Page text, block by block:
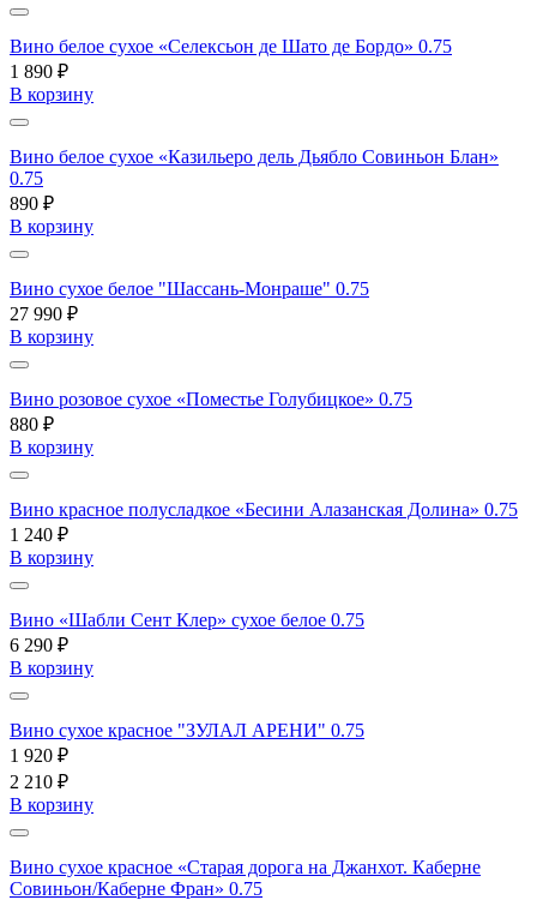
Вино белое сухое «Селексьон де Шато де Бордо» 0.75
1 890 ₽
В корзину
Вино белое сухое «Казильеро дель Дьябло Совиньон Блан»
0.75
890 ₽
В корзину
Вино сухое белое "Шассань-Монраше" 0.75
27 990 ₽
В корзину
Вино розовое сухое «Поместье Голубицкое» 0.75
880 ₽
В корзину
Вино красное полусладкое «Бесини Алазанская Долина» 0.75
1 240 ₽
В корзину
Вино «Шабли Сент Клер» сухое белое 0.75
6 290 ₽
В корзину
Вино сухое красное "ЗУЛАЛ АРЕНИ" 0.75
1 920 ₽
2 210 ₽
В корзину
Вино сухое красное «Старая дорога на Джанхот. Каберне
Совиньон/Каберне Фран» 0.75